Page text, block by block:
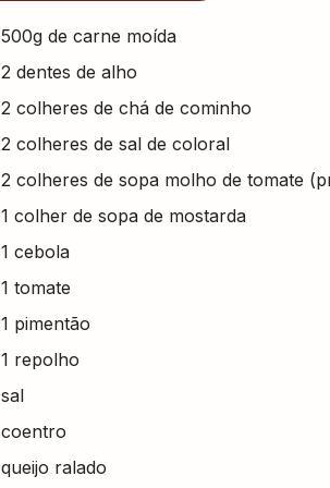
500g de carne moída
2 dentes de alho
2 colheres de chá de cominho
2 colheres de sal de coloral
2 colheres de sopa molho de tomate
1 colher de sopa de mostarda
1 cebola
1 tomate
1 pimentão
1 repolho
sal
coentro
queijo ralado